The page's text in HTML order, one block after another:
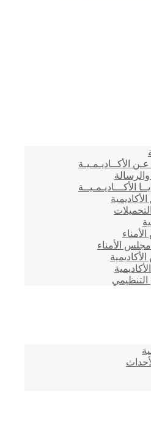
عـن الأكــاديـمـيـة
والرسالة
الأكـــاديـمـيــة
الأمناء
التنظيمي